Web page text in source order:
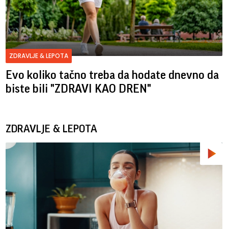
ZDRAVLJE & LEPOTA
Evo koliko tačno treba da hodate dnevno da
biste bili "ZDRAVI KAO DREN"
ZDRAVLJE & LEPOTA